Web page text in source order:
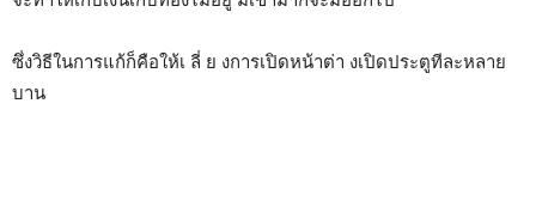
ซึ่งวิธีในการแก้ก็คือให้เ ลี่ ย งการเปิดหน้าต่า งเปิดประตูทีละหลาย
บาน